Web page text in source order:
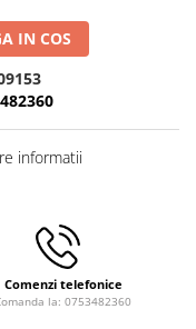
IN COS
informatii
Comenzi telefonice
la: 0753482360